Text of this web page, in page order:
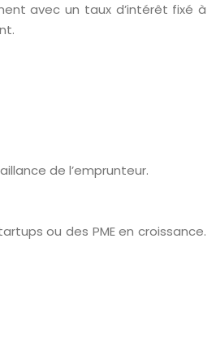
avec un taux d’intérêt fixé à
de l’emprunteur.
ou des PME en croissance.